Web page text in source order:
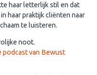
haar letterlijk stil en dat
haar praktijk cliënten naar
te luisteren.
noot.
podcast van Bewust